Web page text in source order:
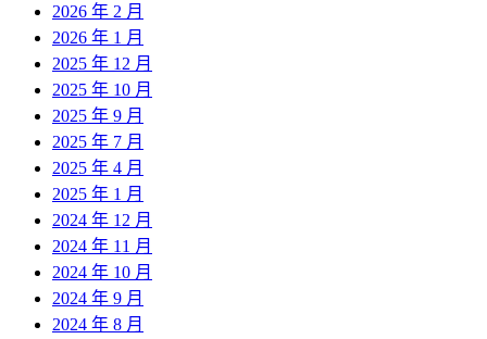
2026 年 2 月
2026 年 1 月
2025 年 12 月
2025 年 10 月
2025 年 9 月
2025 年 7 月
2025 年 4 月
2025 年 1 月
2024 年 12 月
2024 年 11 月
2024 年 10 月
2024 年 9 月
2024 年 8 月